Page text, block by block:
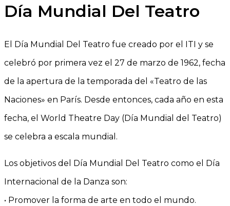
Día Mundial Del Teatro
El Día Mundial Del Teatro fue creado por el ITI y se
celebró por primera vez el 27 de marzo de 1962, fecha
de la apertura de la temporada del «Teatro de las
Naciones» en París. Desde entonces, cada año en esta
fecha, el World Theatre Day (Día Mundial del Teatro)
se celebra a escala mundial.
Los objetivos del Día Mundial Del Teatro como el Día
Internacional de la Danza son:
• Promover la forma de arte en todo el mundo.